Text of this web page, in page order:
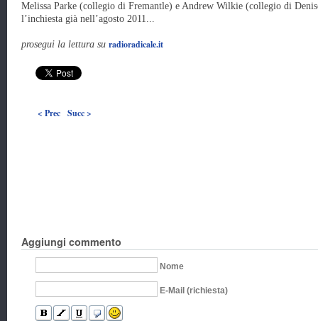
Melissa Parke (collegio di Fremantle) e Andrew Wilkie (collegio di
l’inchiesta già nell’agosto 2011...
prosegui la lettura su radioradicale.it
< Prec Succ >
Aggiungi commento
Nome
E-Mail (richiesta)